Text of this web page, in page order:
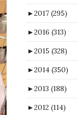
►2017 (295)
►2016 (313)
►2015 (328)
►2014 (350)
►2013 (188)
►2012 (114)